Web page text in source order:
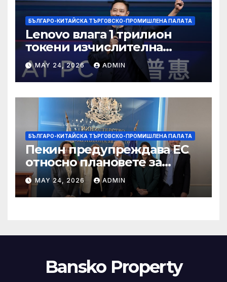
БЪЛГАРО-КИТАЙСКА ТЪРГОВСКО-ПРОМИШЛЕНА ПАЛAТА
Lenovo влага 1 трилион
токени изчислителна
мощност в AI екосистемата
MAY 24, 2026 ADMIN
БЪЛГАРО-КИТАЙСКА ТЪРГОВСКО-ПРОМИШЛЕНА ПАЛAТА
Пекин предупреждава ЕС
относно плановете за
насочване към китайски
продукти
MAY 24, 2026 ADMIN
Bansko Property